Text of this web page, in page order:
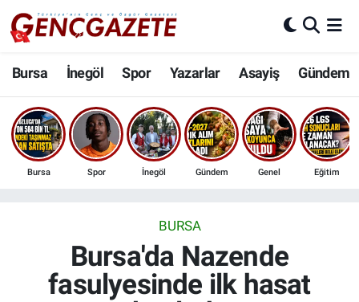
Bursa İnegöl Spor Yazarlar Asayiş Gündem
Bursa Spor İnegöl Gündem Genel Eğitim
BURSA
Bursa'da Nazende
fasulyesinde ilk hasat
Bursa
İnegöl
3.SAYFA
Ekonomi
Nöbetçi Eczaneler
Hava Durumu
Trafik Durumu
Son Dakika Haberleri